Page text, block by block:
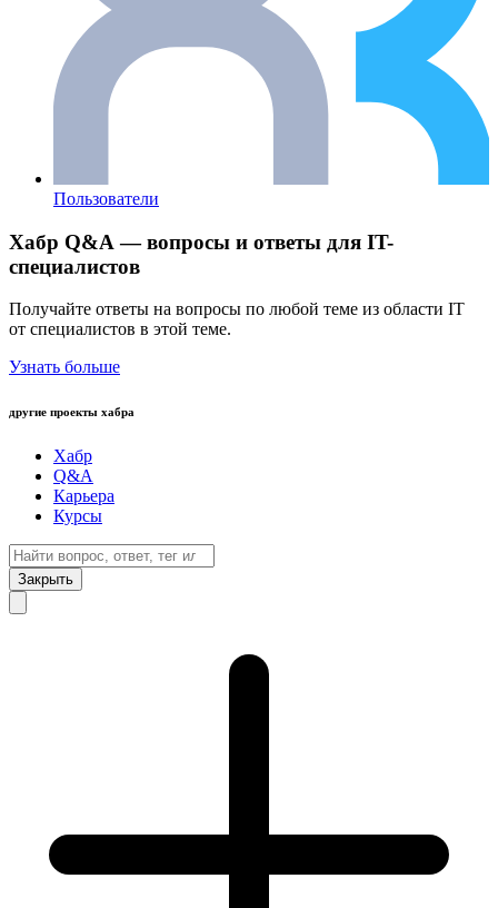
Пользователи
Хабр Q&A — вопросы и ответы для IT-
специалистов
Получайте ответы на вопросы по любой теме из области IT
от специалистов в этой теме.
Узнать больше
другие проекты хабра
Хабр
Q&A
Карьера
Курсы
Закрыть